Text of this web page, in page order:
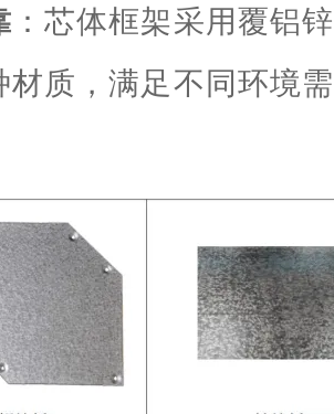
：芯体框架采用覆铝
材质，满足不同环境